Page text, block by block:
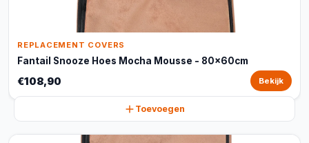
REPLACEMENT COVERS
Fantail Snooze Hoes Mocha Mousse - 80x60cm
€108,90 Bekijk
Toevoegen